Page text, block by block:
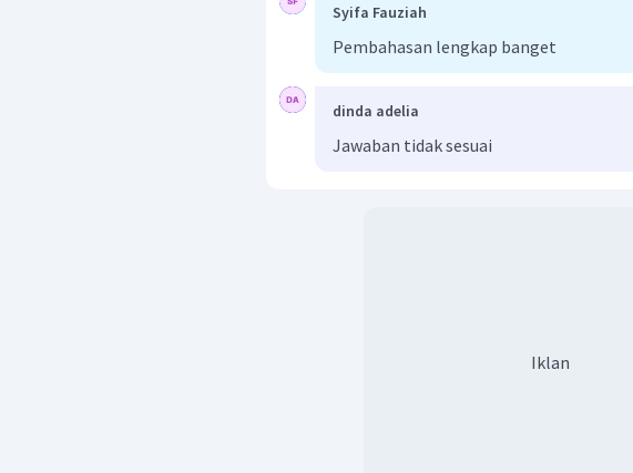
Syifa Fauziah
Pembahasan lengkap banget
dinda adelia
Jawaban tidak sesuai
Iklan